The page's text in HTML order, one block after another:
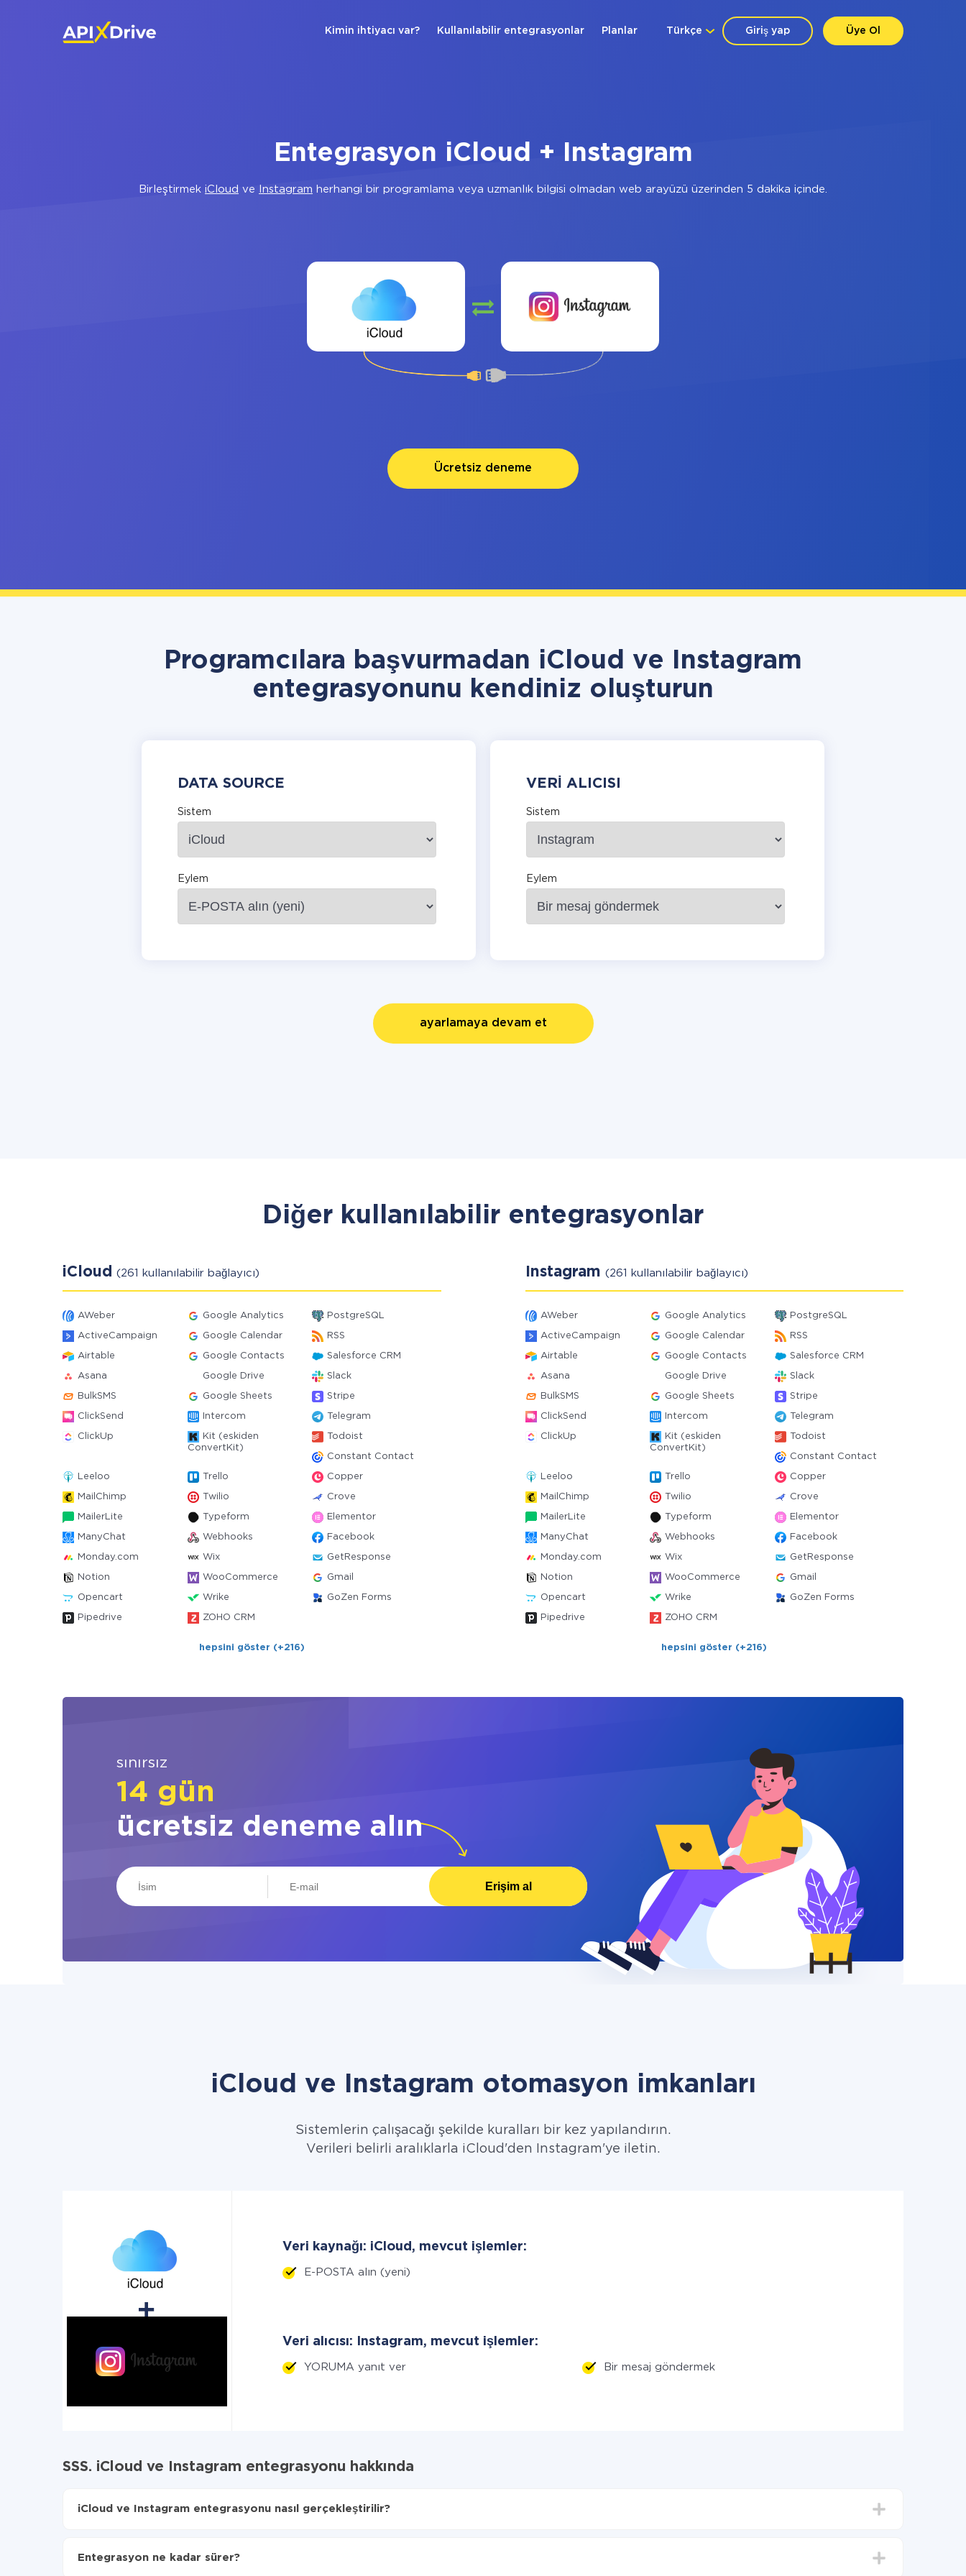
Giriş yap Üye Ol
Türkçe
Kimin ihtiyacı var? Kullanılabilir entegrasyonlar Planlar
Entegrasyon iCloud + Instagram
Birleştirmek iCloud ve Instagram herhangi bir programlama veya uzmanlık bilgisi olmadan web arayüzü üzerinden 5 dakika içinde.
Ücretsiz deneme
Programcılara başvurmadan iCloud ve Instagram
entegrasyonunu kendiniz oluşturun
DATA SOURCE
Sistem
Eylem
VERI ALICISI
Sistem
Eylem
ayarlamaya devam et
Diğer kullanılabilir entegrasyonlar
iCloud (261 kullanılabilir bağlayıcı)
AWeber Google Analytics PostgreSQL
ActiveCampaign Google Calendar RSS
Airtable Google Contacts Salesforce CRM
Asana Google Drive Slack
BulkSMS Google Sheets Stripe
ClickSend Intercom Telegram
ClickUp
Kit (eskiden
ConvertKit)
Todoist
Constant Contact
Leeloo Trello Copper
MailChimp Twilio Crove
MailerLite Typeform Elementor
ManyChat Webhooks Facebook
Monday.com Wix GetResponse
Notion WooCommerce Gmail
Opencart Wrike GoZen Forms
Pipedrive ZOHO CRM
hepsini göster (+216)
Instagram (261 kullanılabilir bağlayıcı)
AWeber Google Analytics PostgreSQL
ActiveCampaign Google Calendar RSS
Airtable Google Contacts Salesforce CRM
Asana Google Drive Slack
BulkSMS Google Sheets Stripe
ClickSend Intercom Telegram
ClickUp
Kit (eskiden
ConvertKit)
Todoist
Constant Contact
Leeloo Trello Copper
MailChimp Twilio Crove
MailerLite Typeform Elementor
ManyChat Webhooks Facebook
Monday.com Wix GetResponse
Notion WooCommerce Gmail
Opencart Wrike GoZen Forms
Pipedrive ZOHO CRM
hepsini göster (+216)
sınırsız
14 gün
ücretsiz deneme alın
Erişim al
iCloud ve Instagram otomasyon imkanları
Sistemlerin çalışacağı şekilde kuralları bir kez yapılandırın.
Verileri belirli aralıklarla iCloud'den Instagram'ye iletin.
Veri kaynağı: iCloud, mevcut işlemler:
E-POSTA alın (yeni)
Veri alıcısı: Instagram, mevcut işlemler:
YORUMA yanıt ver Bir mesaj göndermek
SSS. iCloud ve Instagram entegrasyonu hakkında
iCloud ve Instagram entegrasyonu nasıl gerçekleştirilir?
Otomatik güncellemeyi aç
Entegrasyon ne kadar sürer?